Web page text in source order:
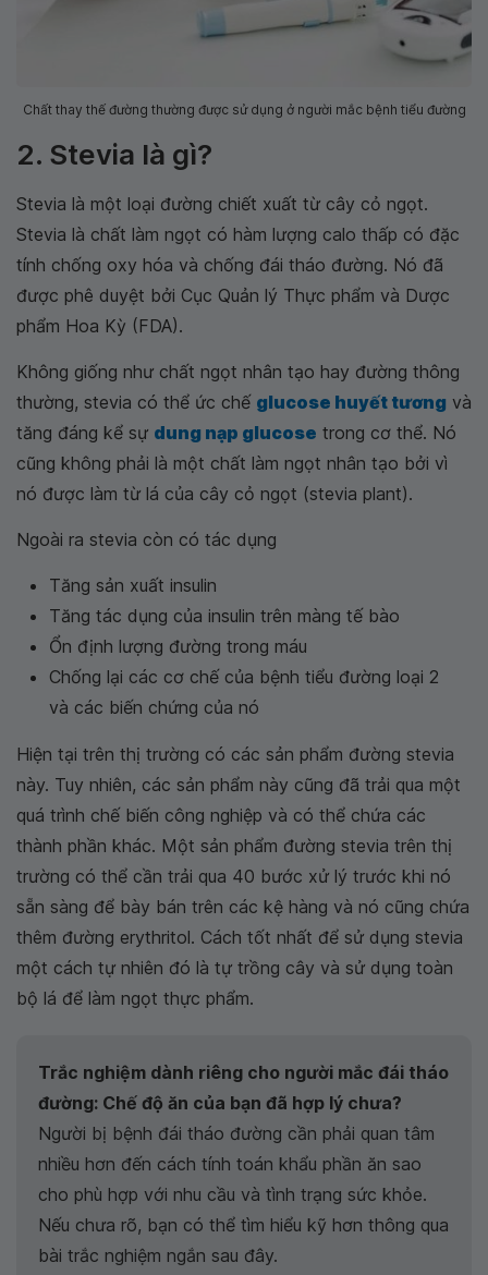
Chất thay thế đường thường được sử dụng ở người mắc bệnh tiểu đường
2. Stevia là gì?
Stevia là một loại đường chiết xuất từ cây cỏ ngọt.
Stevia là chất làm ngọt có hàm lượng calo thấp có đặc
tính chống oxy hóa và chống đái tháo đường. Nó đã
được phê duyệt bởi Cục Quản lý Thực phẩm và Dược
phẩm Hoa Kỳ (FDA).
Không giống như chất ngọt nhân tạo hay đường thông
thường, stevia có thể ức chế glucose huyết tương và
tăng đáng kể sự dung nạp glucose trong cơ thể. Nó
cũng không phải là một chất làm ngọt nhân tạo bởi vì
nó được làm từ lá của cây cỏ ngọt (stevia plant).
Ngoài ra stevia còn có tác dụng
Tăng sản xuất insulin
Tăng tác dụng của insulin trên màng tế bào
Ổn định lượng đường trong máu
Chống lại các cơ chế của bệnh tiểu đường loại 2
và các biến chứng của nó
Hiện tại trên thị trường có các sản phẩm đường stevia
này. Tuy nhiên, các sản phẩm này cũng đã trải qua một
quá trình chế biến công nghiệp và có thể chứa các
thành phần khác. Một sản phẩm đường stevia trên thị
trường có thể cần trải qua 40 bước xử lý trước khi nó
sẵn sàng để bày bán trên các kệ hàng và nó cũng chứa
thêm đường erythritol. Cách tốt nhất để sử dụng stevia
một cách tự nhiên đó là tự trồng cây và sử dụng toàn
bộ lá để làm ngọt thực phẩm.
Trắc nghiệm dành riêng cho người mắc đái tháo
đường: Chế độ ăn của bạn đã hợp lý chưa?
Người bị bệnh đái tháo đường cần phải quan tâm
nhiều hơn đến cách tính toán khẩu phần ăn sao
cho phù hợp với nhu cầu và tình trạng sức khỏe.
Nếu chưa rõ, bạn có thể tìm hiểu kỹ hơn thông qua
bài trắc nghiệm ngắn sau đây.